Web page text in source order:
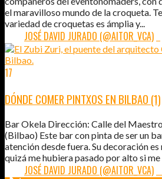
el maravilloso mundo de la croqueta.
variedad de croquetas es ámplia y...
JOSÉ DAVID JURADO (@AITOR_VCA)
17
DÓNDE COMER PINTXOS EN BILBAO (1)
Bar Okela Dirección: Calle del
(Bilbao) Este bar con pinta de ser un
atención desde fuera. Su decoración
quizá me hubiera pasado por alto si me
JOSÉ DAVID JURADO (@AITOR_VCA)